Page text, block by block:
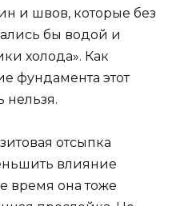
и швов, которые без
бы водой и
холода». Как
фундамента этот
нельзя.
отсыпка
влияние
время она тоже